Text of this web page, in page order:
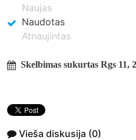
Naujas
Naudotas
Atnaujintas
Skelbimas sukurtas Rgs 11,
Vieša diskusija (0)